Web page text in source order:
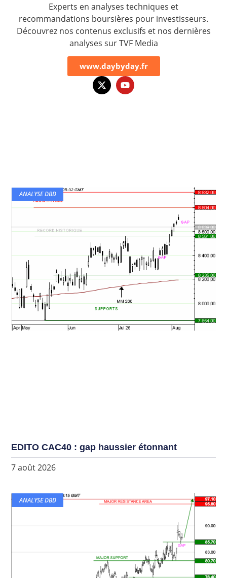
Experts en analyses techniques et
recommandations boursières pour investisseurs.
Découvrez nos contenus exclusifs et nos dernières
analyses sur TVF Media
www.daybyday.fr
ANALYSE DBD
EDITO CAC40 : gap haussier étonnant
7 août 2026
ANALYSE DBD